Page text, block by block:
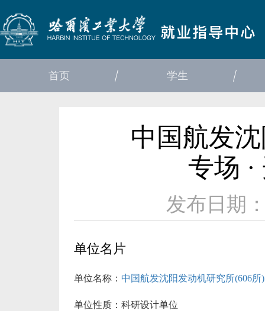
首页 学生
中国航发
专场
发布日期
单位名片
单位名称： 中国航发沈阳发动机研究所(606所)
单位性质： 科研设计单位